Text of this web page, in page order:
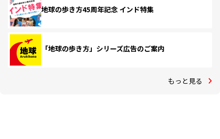
地球の歩き方45周年記念 インド特集
「地球の歩き方」シリーズ広告のご案内
もっと見る